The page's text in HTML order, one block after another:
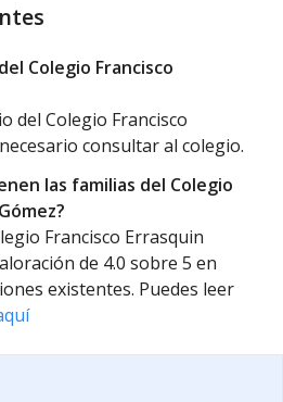
Colegio Francisco
del Colegio Francisco
consultar al colegio.
las familias del Colegio
Francisco Errasquin
de 4.0 sobre 5 en
existentes. Puedes leer